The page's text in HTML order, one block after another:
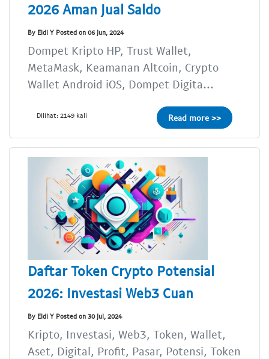
2026 Aman Jual Saldo
By Eldi Y Posted on 06 Jun, 2024
Dompet Kripto HP, Trust Wallet,
MetaMask, Keamanan Altcoin, Crypto
Wallet Android iOS, Dompet Digita...
Dilihat: 2149 kali Read more >>
Daftar Token Crypto Potensial
2026: Investasi Web3 Cuan
By Eldi Y Posted on 30 Jul, 2024
Kripto, Investasi, Web3, Token, Wallet,
Aset, Digital, Profit, Pasar, Potensi, Token